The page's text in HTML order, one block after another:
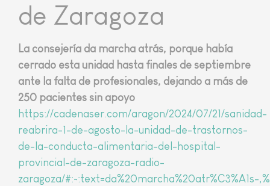
de Zaragoza
La consejería da marcha atrás, porque había
cerrado esta unidad hasta finales de septiembre
ante la falta de profesionales, dejando a más de
250 pacientes sin apoyo
https://cadenaser.com/aragon/2024/07/21/sanidad-
reabrira-1-de-agosto-la-unidad-de-trastornos-
de-la-conducta-alimentaria-del-hospital-
provincial-de-zaragoza-radio-
zaragoza/#:~:text=da%20marcha%20atr%C3%A1s-